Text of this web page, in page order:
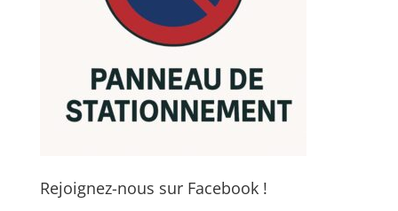
Rejoignez-nous sur Facebook !